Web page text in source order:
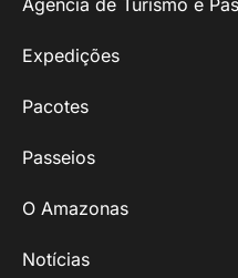
Expedições
Pacotes
Passeios
O Amazonas
Notícias